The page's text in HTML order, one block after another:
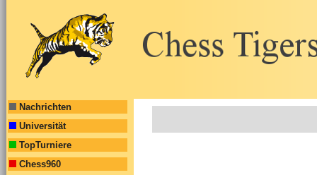
Nachrichten
Universität
TopTurniere
Chess960